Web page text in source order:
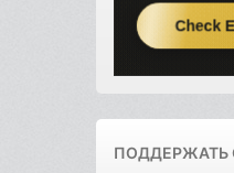
ПОДДЕРЖАТЬ